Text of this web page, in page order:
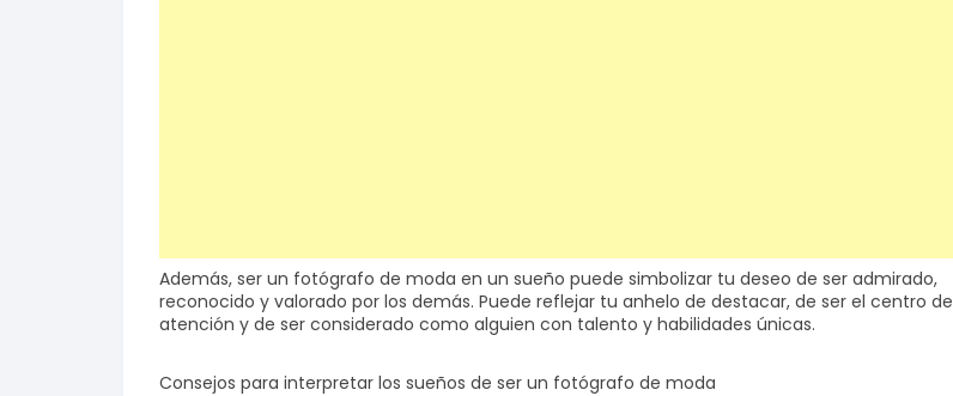
Además, ser un fotógrafo de moda en un sueño puede simbolizar tu deseo de ser admirado,
reconocido y valorado por los demás. Puede reflejar tu anhelo de destacar, de ser el centro de
atención y de ser considerado como alguien con talento y habilidades únicas.
Consejos para interpretar los sueños de ser un fotógrafo de moda